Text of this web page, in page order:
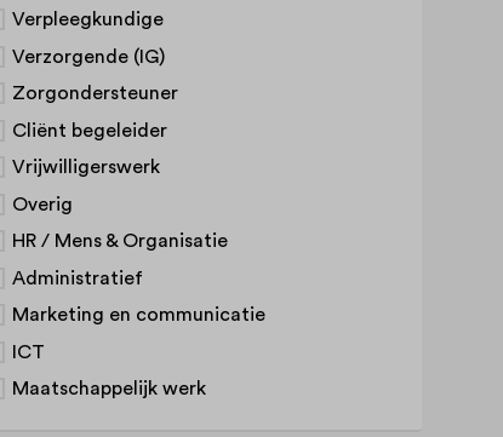
Verpleegkundige
Verzorgende (IG)
Zorgondersteuner
Cliënt begeleider
Vrijwilligerswerk
Overig
HR / Mens & Organisatie
Administratief
Marketing en communicatie
ICT
Maatschappelijk werk